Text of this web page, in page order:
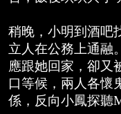
稍晚，小明到酒吧
立人在公務上通融
應跟她回家，卻又
口等候，兩人各懷
係，反向小鳳探聽